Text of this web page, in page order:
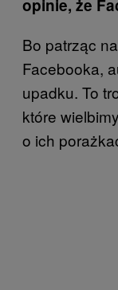
opinie, że
Bo patrząc
Facebooka,
upadku. To
które
o ich